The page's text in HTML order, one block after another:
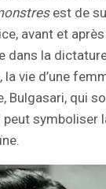
est de
avant et
dans la
vie d’une
Bulgasari, qui
symboliser